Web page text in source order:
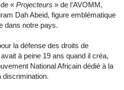
« Projecteurs » de l’AVOMM,
Dah Abeid, figure emblématique
dans notre pays.
la défense des droits de
à peine 19 ans quand il créa,
National Africain dédié à la
discrimination.